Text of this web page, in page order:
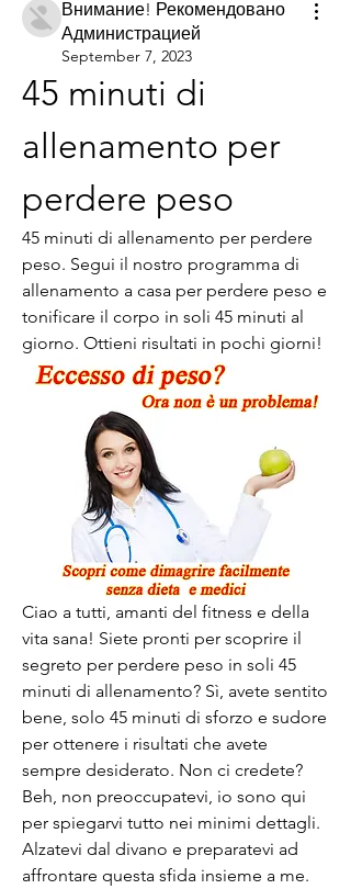
Внимание! Рекомендовано
Администрацией
September 7, 2023
45 minuti di
allenamento per
perdere peso
45 minuti di allenamento per perdere
peso. Segui il nostro programma di
allenamento a casa per perdere peso e
tonificare il corpo in soli 45 minuti al
giorno. Ottieni risultati in pochi giorni!
Ciao a tutti, amanti del fitness e della
vita sana! Siete pronti per scoprire il
segreto per perdere peso in soli 45
minuti di allenamento? Sì, avete sentito
bene, solo 45 minuti di sforzo e sudore
per ottenere i risultati che avete
sempre desiderato. Non ci credete?
Beh, non preoccupatevi, io sono qui
per spiegarvi tutto nei minimi dettagli.
Alzatevi dal divano e preparatevi ad
affrontare questa sfida insieme a me.